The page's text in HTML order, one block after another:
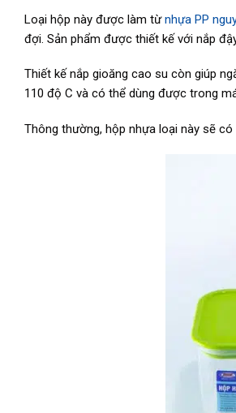
Loại hộp này được làm từnhựa PP
đợi. Sản phẩm được thiết kế với nắp
Thiết kế nắp gioăng cao su còn giúp
110 độ C và có thể dùng được trong
Thông thường, hộp nhựa loại này sẽ